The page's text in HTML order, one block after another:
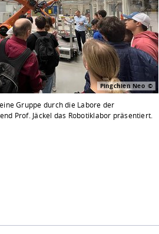
Pingchien Neo
Gruppe durch die Labore der
Prof. Jäckel das Robotiklabor präsentiert.